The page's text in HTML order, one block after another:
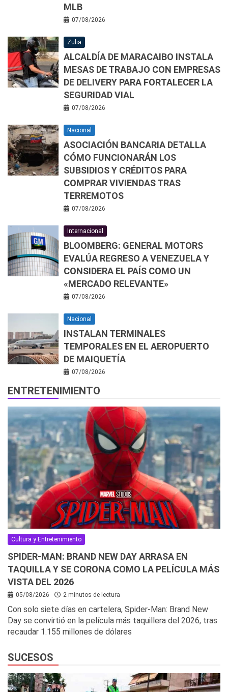
MLB
07/08/2026
Zulia
ALCALDÍA DE MARACAIBO INSTALA
MESAS DE TRABAJO CON EMPRESAS
DE DELIVERY PARA FORTALECER LA
SEGURIDAD VIAL
07/08/2026
Nacional
ASOCIACIÓN BANCARIA DETALLA
CÓMO FUNCIONARÁN LOS
SUBSIDIOS Y CRÉDITOS PARA
COMPRAR VIVIENDAS TRAS
TERREMOTOS
07/08/2026
Internacional
BLOOMBERG: GENERAL MOTORS
EVALÚA REGRESO A VENEZUELA Y
CONSIDERA EL PAÍS COMO UN
«MERCADO RELEVANTE»
07/08/2026
Nacional
INSTALAN TERMINALES
TEMPORALES EN EL AEROPUERTO
DE MAIQUETÍA
07/08/2026
ENTRETENIMIENTO
Cultura y Entretenimiento
SPIDER-MAN: BRAND NEW DAY ARRASA EN
TAQUILLA Y SE CORONA COMO LA PELÍCULA MÁS
VISTA DEL 2026
05/08/2026 2 minutos de lectura
Con solo siete días en cartelera, Spider-Man: Brand New
Day se convirtió en la película más taquillera del 2026, tras
recaudar 1.155 millones de dólares
SUCESOS